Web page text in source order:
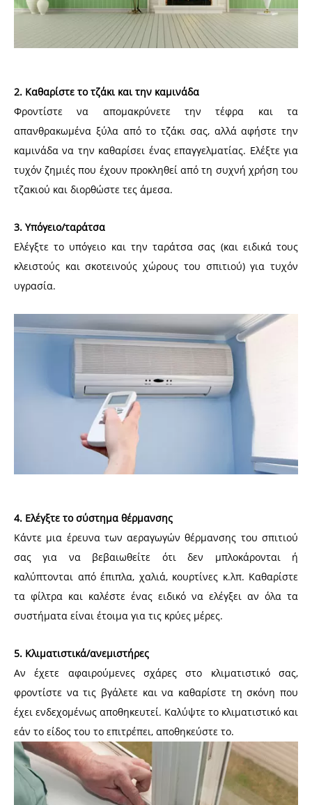
2. Καθαρίστε το τζάκι και την καμινάδα
Φροντίστε να απομακρύνετε την τέφρα και τα
απανθρακωμένα ξύλα από το τζάκι σας, αλλά αφήστε την
καμινάδα να την καθαρίσει ένας επαγγελματίας. Ελέξτε για
τυχόν ζημιές που έχουν προκληθεί από τη συχνή χρήση του
τζακιού και διορθώστε τες άμεσα.
3. Υπόγειο/ταράτσα
Ελέγξτε το υπόγειο και την ταράτσα σας (και ειδικά τους
κλειστούς και σκοτεινούς χώρους του σπιτιού) για τυχόν
υγρασία.
4. Ελέγξτε το σύστημα θέρμανσης
Κάντε μια έρευνα των αεραγωγών θέρμανσης του σπιτιού
σας για να βεβαιωθείτε ότι δεν μπλοκάρονται ή
καλύπτονται από έπιπλα, χαλιά, κουρτίνες κ.λπ. Καθαρίστε
τα φίλτρα και καλέστε ένας ειδικό να ελέγξει αν όλα τα
συστήματα είναι έτοιμα για τις κρύες μέρες.
5. Κλιματιστικά/ανεμιστήρες
Αν έχετε αφαιρούμενες σχάρες στο κλιματιστικό σας,
φροντίστε να τις βγάλετε και να καθαρίστε τη σκόνη που
έχει ενδεχομένως αποθηκευτεί. Καλύψτε το κλιματιστικό και
εάν το είδος του το επιτρέπει, αποθηκεύστε το.